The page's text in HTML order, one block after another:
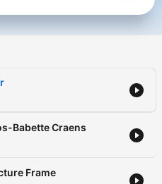
Babette Craens
Frame